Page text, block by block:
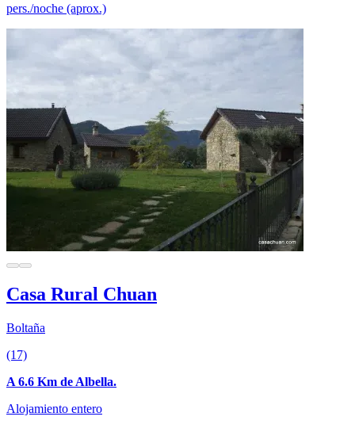
pers./noche (aprox.)
Casa Rural Chuan
Boltaña
(17)
A 6.6 Km de Albella.
Alojamiento entero